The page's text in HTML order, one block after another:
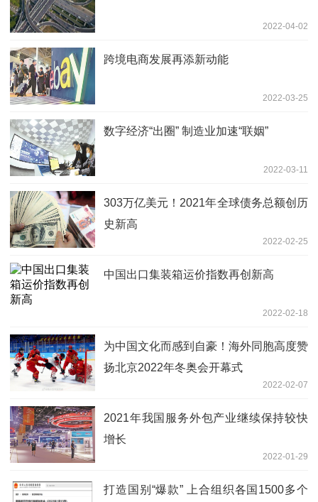
2022-04-02
跨境电商发展再添新动能
2022-03-25
数字经济“出圈” 制造业加速“联姻”
2022-03-11
303万亿美元！2021年全球债务总额创历
史新高
2022-02-25
中国出口集装箱运价指数再创新高
2022-02-18
为中国文化而感到自豪！海外同胞高度赞
扬北京2022年冬奥会开幕式
2022-02-07
2021年我国服务外包产业继续保持较快
增长
2022-01-29
打造国别“爆款” 上合组织各国1500多个